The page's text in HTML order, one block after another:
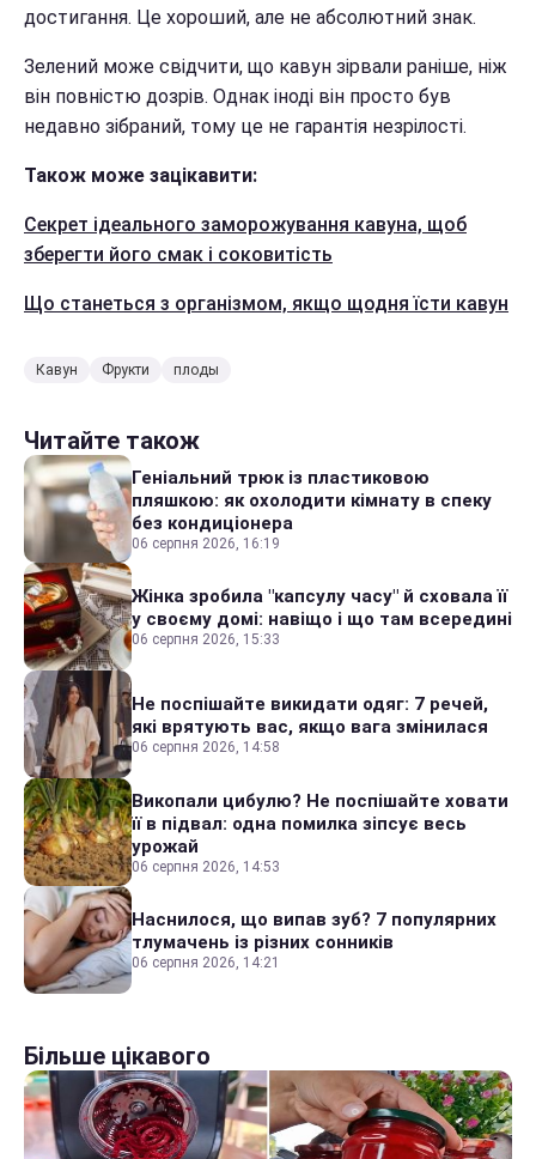
достигання. Це хороший, але не абсолютний знак.
Зелений може свідчити, що кавун зірвали раніше, ніж
він повністю дозрів. Однак іноді він просто був
недавно зібраний, тому це не гарантія незрілості.
Також може зацікавити:
Секрет ідеального заморожування кавуна, щоб
зберегти його смак і соковитість
Що станеться з організмом, якщо щодня їсти кавун
Кавун Фрукти плоды
Читайте також
Геніальний трюк із пластиковою
пляшкою: як охолодити кімнату в спеку
без кондиціонера
06 серпня 2026, 16:19
Жінка зробила "капсулу часу" й сховала її
у своєму домі: навіщо і що там всередині
06 серпня 2026, 15:33
Не поспішайте викидати одяг: 7 речей,
які врятують вас, якщо вага змінилася
06 серпня 2026, 14:58
Викопали цибулю? Не поспішайте ховати
її в підвал: одна помилка зіпсує весь
урожай
06 серпня 2026, 14:53
Наснилося, що випав зуб? 7 популярних
тлумачень із різних сонників
06 серпня 2026, 14:21
Більше цікавого